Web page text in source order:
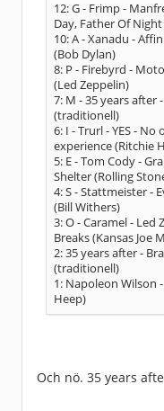
12: G - Frimp -
Day, Father Of
10: A - Xanadu -
(Bob Dylan)
8: P - Firebyrd -
(Led Zeppelin)
7: M - 35 years after
(traditionell)
6: I - Trurl - YES -
experience (Ritchie
5: E - Tom Cody -
Shelter (Rolling
4: S - Stattmeister -
(Bill Withers)
3: O - Caramel - Led
Breaks (Kansas Joe
2: 35 years after -
(traditionell)
1: Napoleon Wilson
Heep)
Och nö. 35 years